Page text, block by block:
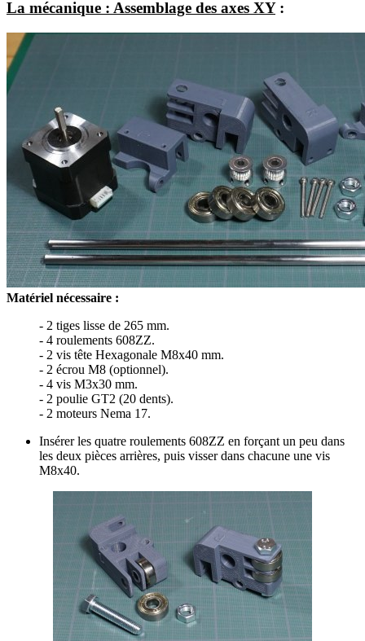
La mécanique : Assemblage des axes XY:
Matériel nécessaire :
- 2 tiges lisse de 265 mm.
- 4 roulements 608ZZ.
- 2 vis tête Hexagonale M8x40 mm.
- 2 écrou M8 (optionnel).
- 4 vis M3x30 mm.
- 2 poulie GT2 (20 dents).
- 2 moteurs Nema 17.
Insérer les quatre roulements 608ZZ en forçant un peu dans
les deux pièces arrières, puis visser dans chacune une vis
M8x40.